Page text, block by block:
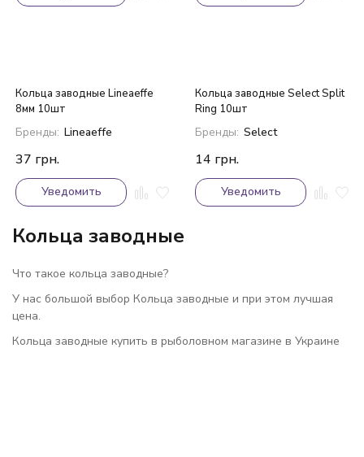
Кольца заводные Lineaeffe
8мм 10шт
Бренды: Lineaeffe
37 грн.
Уведомить
Кольца заводные Select Split
Ring 10шт
Бренды: Select
14 грн.
Уведомить
Кольца заводные
Что такое кольца заводные?
У нас большой выбор Кольца заводные и при этом лучшая
цена.
Кольца заводные купить в рыболовном магазине в Украине